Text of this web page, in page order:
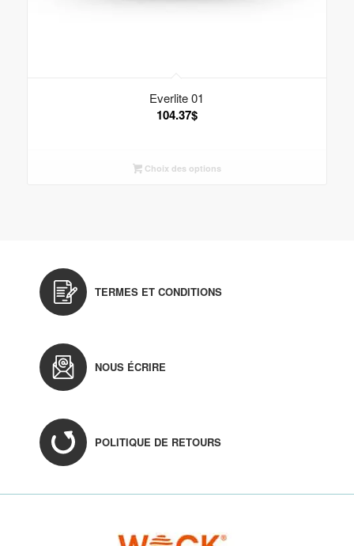
Everlite 01
104.37$
Choix des options
TERMES ET CONDITIONS
NOUS ÉCRIRE
POLITIQUE DE RETOURS